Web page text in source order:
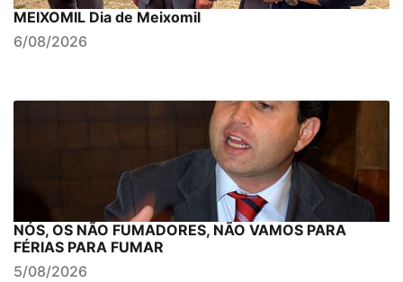
MEIXOMIL Dia de Meixomil
6/08/2026
NÓS, OS NÃO FUMADORES, NÃO VAMOS PARA
FÉRIAS PARA FUMAR
5/08/2026